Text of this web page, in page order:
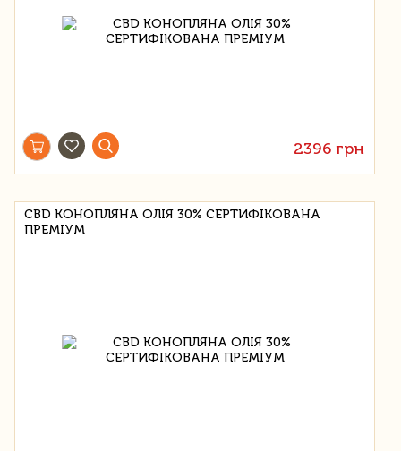
2396 грн
CBD КОНОПЛЯНА ОЛІЯ 30% СЕРТИФІКОВАНА
ПРЕМІУМ